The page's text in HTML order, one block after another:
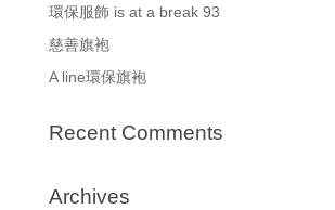
環保服飾 is at a break 93
慈善旗袍
A line環保旗袍
Recent Comments
Archives